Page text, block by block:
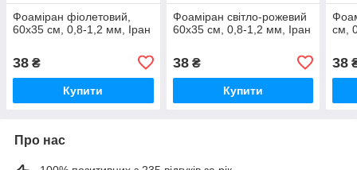
Фоаміран фіолетовий,
60x35 см, 0,8-1,2 мм, Іран
38 ₴
Купити
Фоаміран світло-рожевий
60x35 см, 0,8-1,2 мм, Іран
38₴
Купити
см,
38
Про нас